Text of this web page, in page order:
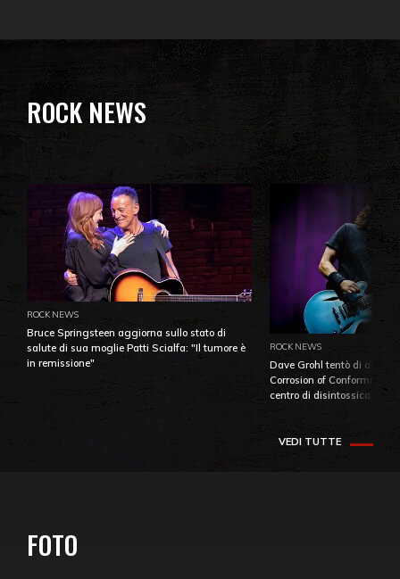
ROCK NEWS
ROCK NEWS
Bruce Springsteen aggiorna sullo stato di
salute di sua moglie Patti Scialfa: "Il tumore è
in remissione"
ROCK NEWS
Dave Grohl tentò di
Corrosion of Conformity
centro di
VEDI TUTTE
FOTO